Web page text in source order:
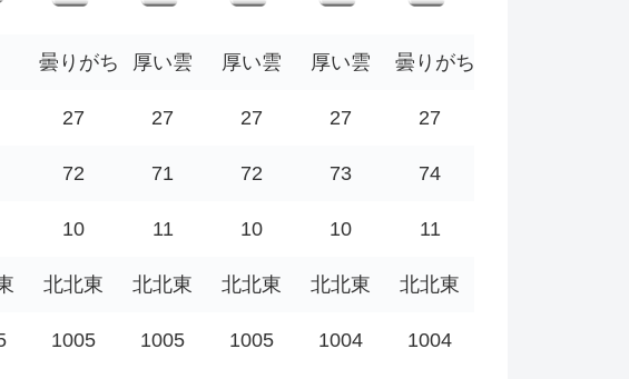
曇りがち 厚い雲 厚い雲 厚い雲 曇りがち
27 27 27 27 27
72 71 72 73 74
10 11 10 10 11
北北東 北北東 北北東 北北東 北北東
1005 1005 1005 1004 1004